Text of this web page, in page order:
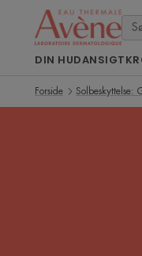
DIN HUDANSIGT
Forside Solbeskyttelse: